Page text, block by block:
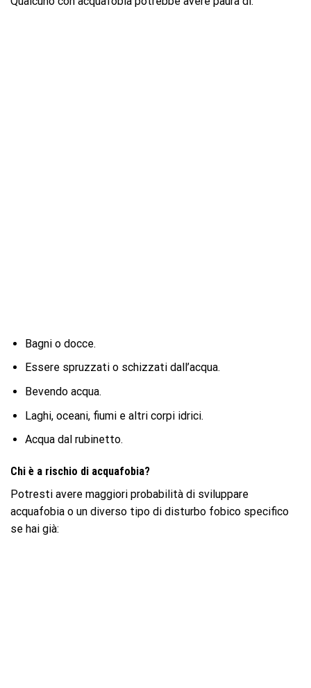
Bagni o docce.
Essere spruzzati o schizzati dall’acqua.
Bevendo acqua.
Laghi, oceani, fiumi e altri corpi idrici.
Acqua dal rubinetto.
Chi è a rischio di acquafobia?
Potresti avere maggiori probabilità di sviluppare
acquafobia o un diverso tipo di disturbo fobico specifico
se hai già: